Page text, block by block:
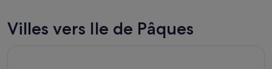
Villes vers Ile de Pâques